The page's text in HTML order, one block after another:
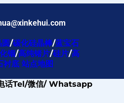
圆/碳化硅晶棒/蓝宝石
铟/高纯锗片/硅片/高
衬底 站点地图
话Tel/微信/ Whatsapp